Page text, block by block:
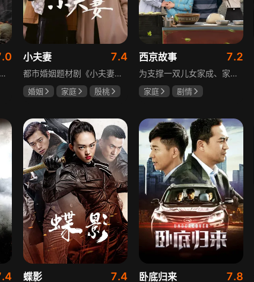
盛世大唐，太守之女李静澜天赋异禀，擅验尸断案，与神秘“鬼探”决明、武艺高强的捕快苏御安联手追凶，揭开一桩桩离奇悬案：双生姐妹的生死置换、跨越十七年的书生冤案、雅集会上的连环仪式杀人等。在迷雾与鲜血中，李静澜与决明暗生情愫，彼此扶持，坚守心中正道，挣脱宿命桎梏。盛世灯火之下，他们以智慧与勇气涤荡污浊，书写下一段守护正义与清明的传奇。
小夫妻 7.4
都市婚姻题材剧《小夫妻》围绕经营十年婚姻的周全与车莉展开，原本家庭美满的二人突遭变故：周全怀才不遇还意外被裁员，车莉则被迫赶鸭子上架仓促创业，不可预期的生活变动让他们的婚姻陷入僵局。而立之年的两人，在现实压力与情感拉扯中挣扎，面临诸多矛盾与考验，他们能否重新调整生活节奏，修复婚姻关系，回到幸福生活的轨道，是该剧的核心看点。
婚姻 家庭
殷桃
西京故事 7.2
为支撑一双儿女家成、家秀的“求学大业”，一家之主罗天福携妻子慧娟进了西京城。在西京城里，罗天福见证了身边的小人物们在大城市的生存之难，自身也经历了种种艰辛：饼铺生意屡屡受挫，妻子慧娟不满他“固执守旧”的经营方式闹起分居，儿子家成无法适应从乡村到城市的生活状况不断离校出走，重重打击不断袭来，使他头一次对自己坚守多年的人生观和价值观产生怀疑。自己这样做究竟是对是错，城市是不是真的不适合他这种“坚持老一套”的人生存。女儿家秀的支持鼓励使罗天福重拾信心，那些曾经接受罗天福帮助的人也反过来帮助他，纠缠不清的矛盾随之一一化解。罗家人终于在西京这座大城扎下了根，向着美好的未来继续前行。该剧围绕农村家庭在城市的奋斗历程展开，展现了小人物的坚韧与善良，充满了励志色彩与现实关怀。
家庭
剧情
蝶影 7.4 卧底归来 7.8